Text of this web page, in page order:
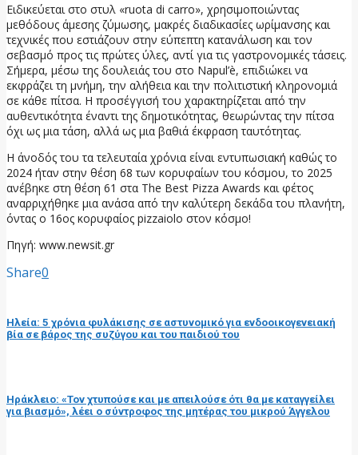
Ειδικεύεται στο στυλ «ruota di carro», χρησιμοποιώντας
μεθόδους άμεσης ζύμωσης, μακρές διαδικασίες ωρίμανσης και
τεχνικές που εστιάζουν στην εύπεπτη κατανάλωση και τον
σεβασμό προς τις πρώτες ύλες, αντί για τις γαστρονομικές τάσεις.
Σήμερα, μέσω της δουλειάς του στο Napul’è, επιδιώκει να
εκφράζει τη μνήμη, την αλήθεια και την πολιτιστική κληρονομιά
σε κάθε πίτσα. Η προσέγγισή του χαρακτηρίζεται από την
αυθεντικότητα έναντι της δημοτικότητας, θεωρώντας την πίτσα
όχι ως μια τάση, αλλά ως μια βαθιά έκφραση ταυτότητας.
H άνοδός του τα τελευταία χρόνια είναι εντυπωσιακή καθώς το
2024 ήταν στην θέση 68 των κορυφαίων του κόσμου, το 2025
ανέβηκε στη θέση 61 στα The Best Pizza Awards και φέτος
αναρριχήθηκε μια ανάσα από την καλύτερη δεκάδα του πλανήτη,
όντας ο 16ος κορυφαίος pizzaiolo στον κόσμο!
Πηγή: www.newsit.gr
Share0
Ηλεία: 5 χρόνια φυλάκισης σε αστυνομικό για ενδοοικογενειακή
βία σε βάρος της συζύγου και του παιδιού του
Ηράκλειο: «Τον χτυπούσε και με απειλούσε ότι θα με καταγγείλει
για βιασμό», λέει ο σύντροφος της μητέρας του μικρού Άγγελου